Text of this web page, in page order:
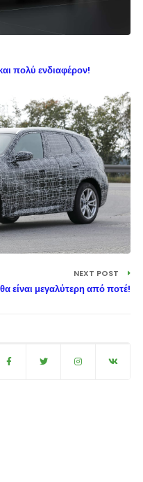
πολύ ενδιαφέρον!
NEXT POST
είναι μεγαλύτερη από ποτέ!